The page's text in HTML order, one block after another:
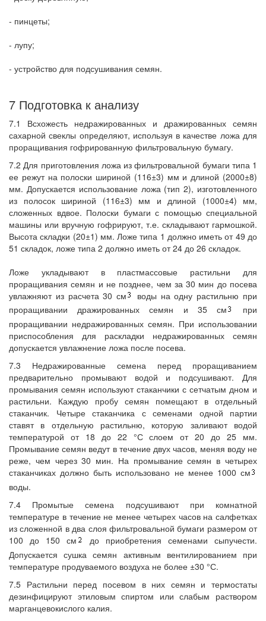
- пинцеты;
- лупу;
- устройство для подсушивания семян.
7 Подготовка к анализу
7.1 Всхожесть недражированных и дражированных семян
сахарной свеклы определяют, используя в качестве ложа для
проращивания гофрированную фильтровальную бумагу.
7.2 Для приготовления ложа из фильтровальной бумаги типа 1
ее режут на полоски шириной (116±3) мм и длиной (2000±8)
мм. Допускается использование ложа (тип 2), изготовленного
из полосок шириной (116±3) мм и длиной (1000±4) мм,
сложенных вдвое. Полоски бумаги с помощью специальной
машины или вручную гофрируют, т.е. складывают гармошкой.
Высота складки (20±1) мм. Ложе типа 1 должно иметь от 49 до
51 складок, ложе типа 2 должно иметь от 24 до 26 складок.
Ложе укладывают в пластмассовые растильни для
проращивания семян и не позднее, чем за 30 мин до посева
увлажняют из расчета 30 см
воды на одну растильню при
проращивании дражированных семян и 35 см
при
проращивании недражированных семян. При использовании
приспособления для раскладки недражированных семян
допускается увлажнение ложа после посева.
7.3 Недражированные семена перед проращиванием
предварительно промывают водой и подсушивают. Для
промывания семян используют стаканчики с сетчатым дном и
растильни. Каждую пробу семян помещают в отдельный
стаканчик. Четыре стаканчика с семенами одной партии
ставят в отдельную растильню, которую заливают водой
температурой от 18 до 22 °С слоем от 20 до 25 мм.
Промывание семян ведут в течение двух часов, меняя воду не
реже, чем через 30 мин. На промывание семян в четырех
стаканчиках должно быть использовано не менее 1000 см
воды.
7.4 Промытые семена подсушивают при комнатной
температуре в течение не менее четырех часов на салфетках
из сложенной в два слоя фильтровальной бумаги размером от
100 до 150 см
до приобретения семенами сыпучести.
Допускается сушка семян активным вентилированием при
температуре продуваемого воздуха не более ±30 °С.
7.5 Растильни перед посевом в них семян и термостаты
дезинфицируют этиловым спиртом или слабым раствором
марганцевокислого калия.